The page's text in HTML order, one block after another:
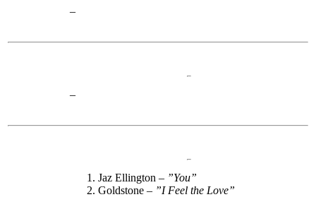
–
–
Jaz Ellington – ”You”
Goldstone – ”I Feel the Love”